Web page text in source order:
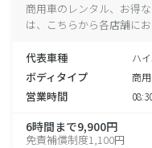
商用車のレンタル、お得
は、こちらから各店舗にお
代表車種 ハ
ボディタイプ 商
営業時間
6時間まで9,900円
免責補償制度1,100円